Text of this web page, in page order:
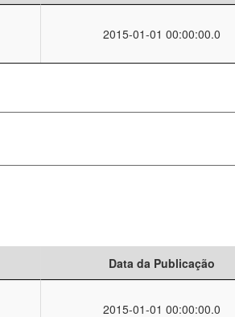
2015-01-01 00:00:00.0
Data da Publicação
2015-01-01 00:00:00.0